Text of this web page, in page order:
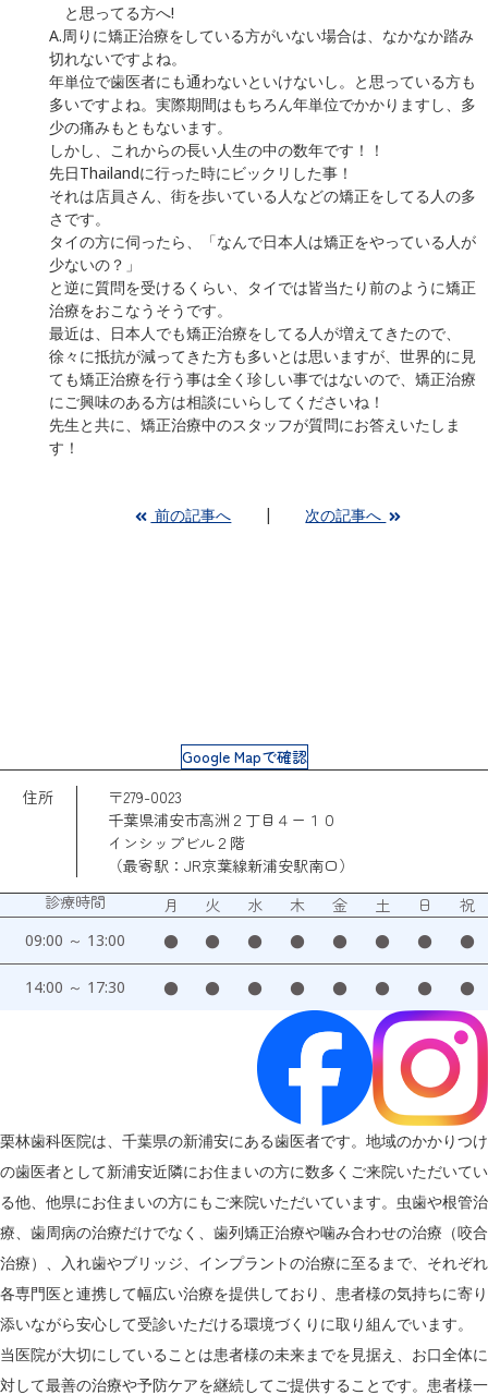
と思ってる方へ!
A.周りに矯正治療をしている方がいない場合は、なかなか踏み
切れないですよね。
年単位で歯医者にも通わないといけないし。と思っている方も
多いですよね。実際期間はもちろん年単位でかかりますし、多
少の痛みもともないます。
しかし、これからの長い人生の中の数年です！！
先日Thailandに行った時にビックリした事！
それは店員さん、街を歩いている人などの矯正をしてる人の多
さです。
タイの方に伺ったら、「なんで日本人は矯正をやっている人が
少ないの？」
と逆に質問を受けるくらい、タイでは皆当たり前のように矯正
治療をおこなうそうです。
最近は、日本人でも矯正治療をしてる人が増えてきたので、
徐々に抵抗が減ってきた方も多いとは思いますが、世界的に見
ても矯正治療を行う事は全く珍しい事ではないので、矯正治療
にご興味のある方は相談にいらしてくださいね！
先生と共に、矯正治療中のスタッフが質問にお答えいたしま
す！
前の記事へ 次の記事へ
Google Mapで確認
住所
〒279-0023
千葉県浦安市高洲２丁目４ー１０
インシップビル２階
（最寄駅：JR京葉線新浦安駅南口）
診療時間
月 火 水 木 金 土 日 祝
09:00 ～ 13:00 ● ● ● ● ● ● ● ●
14:00 ～ 17:30 ● ● ● ● ● ● ● ●
栗林歯科医院は、千葉県の新浦安にある歯医者です。地域のかかりつけ
の歯医者として新浦安近隣にお住まいの方に数多くご来院いただいてい
る他、他県にお住まいの方にもご来院いただいています。虫歯や根管治
療、歯周病の治療だけでなく、歯列矯正治療や噛み合わせの治療（咬合
治療）、入れ歯やブリッジ、インプラントの治療に至るまで、それぞれ
各専門医と連携して幅広い治療を提供しており、患者様の気持ちに寄り
添いながら安心して受診いただける環境づくりに取り組んでいます。
当医院が大切にしていることは患者様の未来までを見据え、お口全体に
対して最善の治療や予防ケアを継続してご提供することです。患者様一